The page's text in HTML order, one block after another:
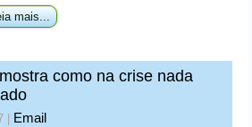
mais...
como na crise nada
Email